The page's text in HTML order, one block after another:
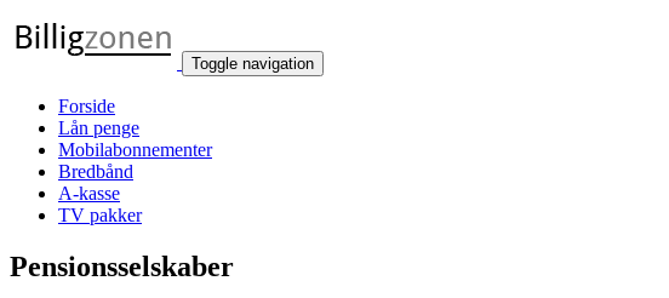
Toggle navigation
Forside
Lån penge
Mobilabonnementer
Bredbånd
A-kasse
TV pakker
Pensionsselskaber